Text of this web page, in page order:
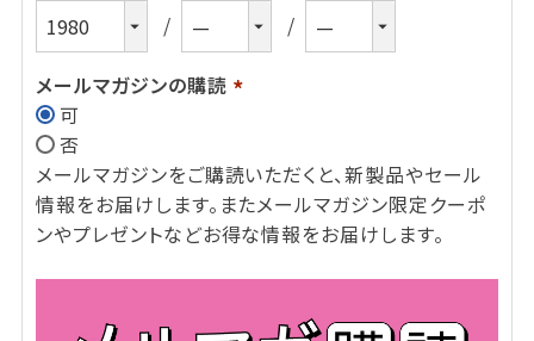
メールマガジンの購読
可
否
メールマガジンをご購読いただくと、新製品やセール
情報をお届けします。またメールマガジン限定クーポ
ンやプレゼントなどお得な情報をお届けします。